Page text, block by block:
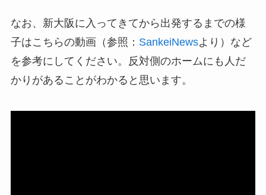
なお、新大阪に入ってきてから出発するまでの様
子はこちらの動画（参照： SankeiNewsより）など
を参考にしてください。反対側のホームにも人だ
かりがあることがわかると思います。